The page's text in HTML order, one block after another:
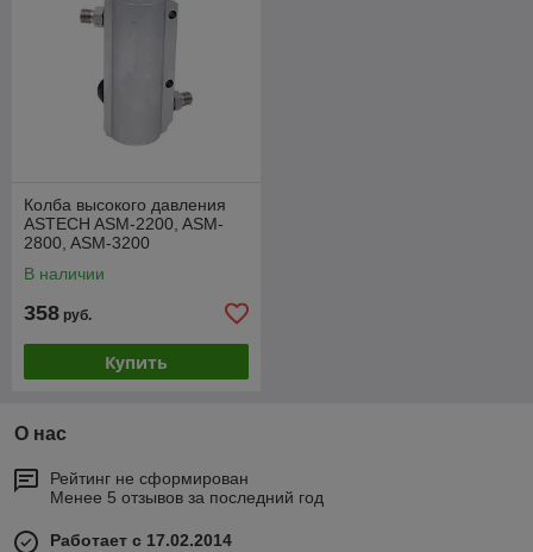
Колба высокого давления
ASTECH ASM-2200, ASM-
2800, ASM-3200
В наличии
358 руб.
Купить
О нас
Рейтинг не сформирован
Менее 5 отзывов за последний год
Работает с 17.02.2014